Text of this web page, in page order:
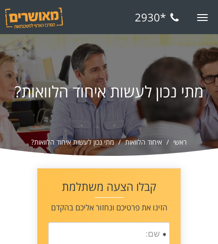
Toggle
*2930
מתי נכון לעשות איחוד הלוואות?
ראשי איחוד הלוואות מתי נכון לעשות איחוד הלוואות?
קבלו הצעה משתלמת
הזינו את פרטיכם ונחזור אליכם בהקדם